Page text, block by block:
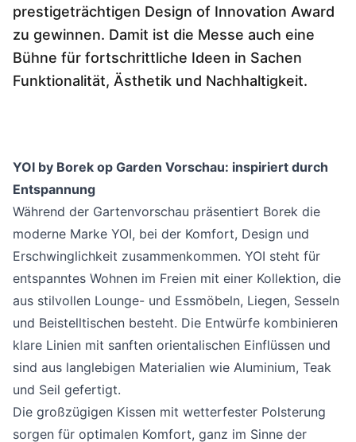
prestigeträchtigen Design of Innovation Award
zu gewinnen. Damit ist die Messe auch eine
Bühne für fortschrittliche Ideen in Sachen
Funktionalität, Ästhetik und Nachhaltigkeit.
YOI by Borek op Garden Vorschau: inspiriert durch
Entspannung
Während der Gartenvorschau präsentiert Borek die
moderne Marke YOI, bei der Komfort, Design und
Erschwinglichkeit zusammenkommen. YOI steht für
entspanntes Wohnen im Freien mit einer Kollektion, die
aus stilvollen Lounge- und Essmöbeln, Liegen, Sesseln
und Beistelltischen besteht. Die Entwürfe kombinieren
klare Linien mit sanften orientalischen Einflüssen und
sind aus langlebigen Materialien wie Aluminium, Teak
und Seil gefertigt.
Die großzügigen Kissen mit wetterfester Polsterung
sorgen für optimalen Komfort, ganz im Sinne der